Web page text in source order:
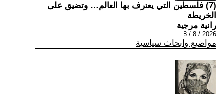
(7) فلسطين التي يعترف بها العالم… وتضيق على
الخريطة
رانية مرجية
2026 / 8 / 8
مواضيع وابحاث سياسية